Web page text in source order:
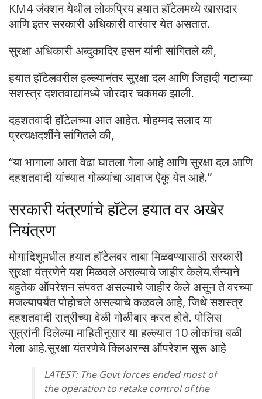
KM4 जंक्शन येथील लोकप्रिय हयात हॉटेलमध्ये खासदार
आणि इतर सरकारी अधिकारी वारंवार येत असतात.
सुरक्षा अधिकारी अब्दुकादिर हसन यांनी सांगितले की,
हयात हॉटेलवरील हल्ल्यानंतर सुरक्षा दल आणि जिहादी गटाच्या
सशस्त्र दशतवाद्यांमध्ये जोरदार चकमक झाली.
दहशतवादी हॉटेलच्या आत आहेत. मोहम्मद सलाद या
प्रत्यक्षदर्शीने सांगितले की,
“या भागाला आता वेढा घातला गेला आहे आणि सुरक्षा दल आणि
दहशतवादी यांच्यात गोळ्यांचा आवाज ऐकू येत आहे.”
सरकारी यंत्रणांचे हॉटेल हयात वर अखेर
नियंत्रण
मोगादिशूमधील हयात हॉटेलवर ताबा मिळवण्यासाठी सरकारी
सुरक्षा यंत्रणेने यश मिळवले असल्याचे जाहीर केलेय.सैन्याने
बहुतेक ऑपरेशन संपवत असल्याचे जाहीर केले असून ते वरच्या
मजल्यापर्यंत पोहोचले असल्याचे कळवले आहे, जिथे सशस्त्र
दहशतवादी रात्रीच्या वेळी गोळीबार करत होते. पोलिस
सूत्रांनी दिलेल्या माहितीनुसार या हल्ल्यात 10 लोकांचा बळी
गेला आहे.सुरक्षा यंतरणेचे क्लिअरन्स ऑपरेशन सुरू आहे
LATEST: The Govt forces ended most of
the operation to retake control of the